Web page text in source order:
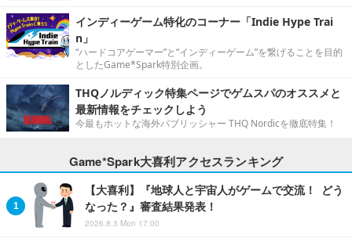
インディーゲーム特化のコーナー「Indie Hype Trai
n」
“ハードコアゲーマー”と“インディーゲーム”を繋げることを目的
としたGame*Spark特別企画。
THQノルディック特集ページでゲムスパのオススメと
最新情報をチェックしよう
今最もホットな海外パブリッシャー THQ Nordicを徹底特集！
Game*Spark大喜利アクセスランキング
【大喜利】『地球人と宇宙人がゲームで交流！ どう
なった？』審査結果発表！
2026.8.3 Mon 17:00